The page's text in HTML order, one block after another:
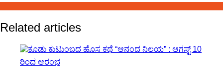
Related articles